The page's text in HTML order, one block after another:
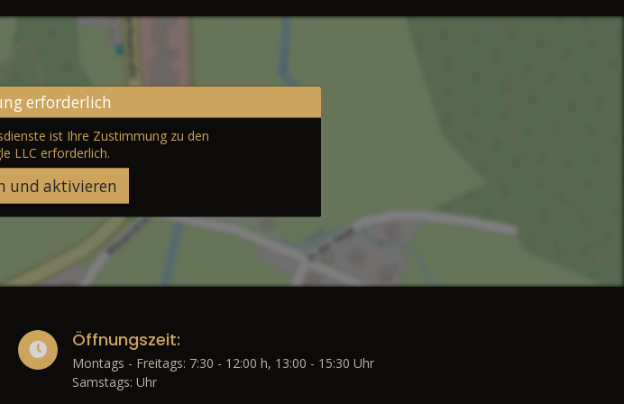
erforderlich
ist Ihre Zustimmung zu den
LLC erforderlich.
und aktivieren
Öffnungszeit:
Montags - Freitags: 7:30 - 12:00 h, 13:00 - 15:30 Uhr
Samstags: Uhr